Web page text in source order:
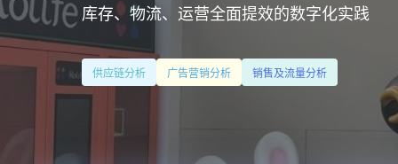
库存、物流、运营全面提效的数字化实践
供应链分析 广告营销分析 销售及流量分析